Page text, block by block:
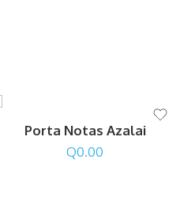
Porta Notas Azalai
Q0.00